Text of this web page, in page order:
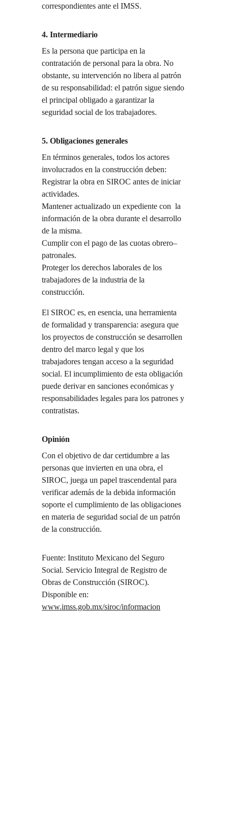
correspondientes ante el IMSS.
4. Intermediario
Es la persona que participa en la
contratación de personal para la obra. No
obstante, su intervención no libera al patrón
de su responsabilidad: el patrón sigue siendo
el principal obligado a garantizar la
seguridad social de los trabajadores.
5. Obligaciones generales
En términos generales, todos los actores
involucrados en la construcción deben:
Registrar la obra en SIROC antes de iniciar
actividades.
Mantener actualizado un expediente con  la
información de la obra durante el desarrollo
de la misma.
Cumplir con el pago de las cuotas obrero–
patronales.
Proteger los derechos laborales de los
trabajadores de la industria de la
construcción.
El SIROC es, en esencia, una herramienta
de formalidad y transparencia: asegura que
los proyectos de construcción se desarrollen
dentro del marco legal y que los
trabajadores tengan acceso a la seguridad
social. El incumplimiento de esta obligación
puede derivar en sanciones económicas y
responsabilidades legales para los patrones y
contratistas.
Opinión
Con el objetivo de dar certidumbre a las
personas que invierten en una obra, el
SIROC, juega un papel trascendental para
verificar además de la debida información
soporte el cumplimiento de las obligaciones
en materia de seguridad social de un patrón
de la construcción.
Fuente: Instituto Mexicano del Seguro
Social. Servicio Integral de Registro de
Obras de Construcción (SIROC).
Disponible en:
www.imss.gob.mx/siroc/informacion